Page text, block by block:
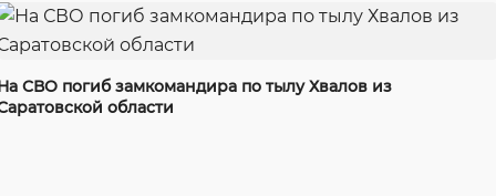
СВО погиб замкомандира по тылу Хвалов из
области